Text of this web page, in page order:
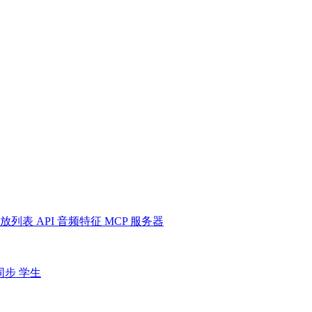
列表 API 音频特征 MCP 服务器
步 学生